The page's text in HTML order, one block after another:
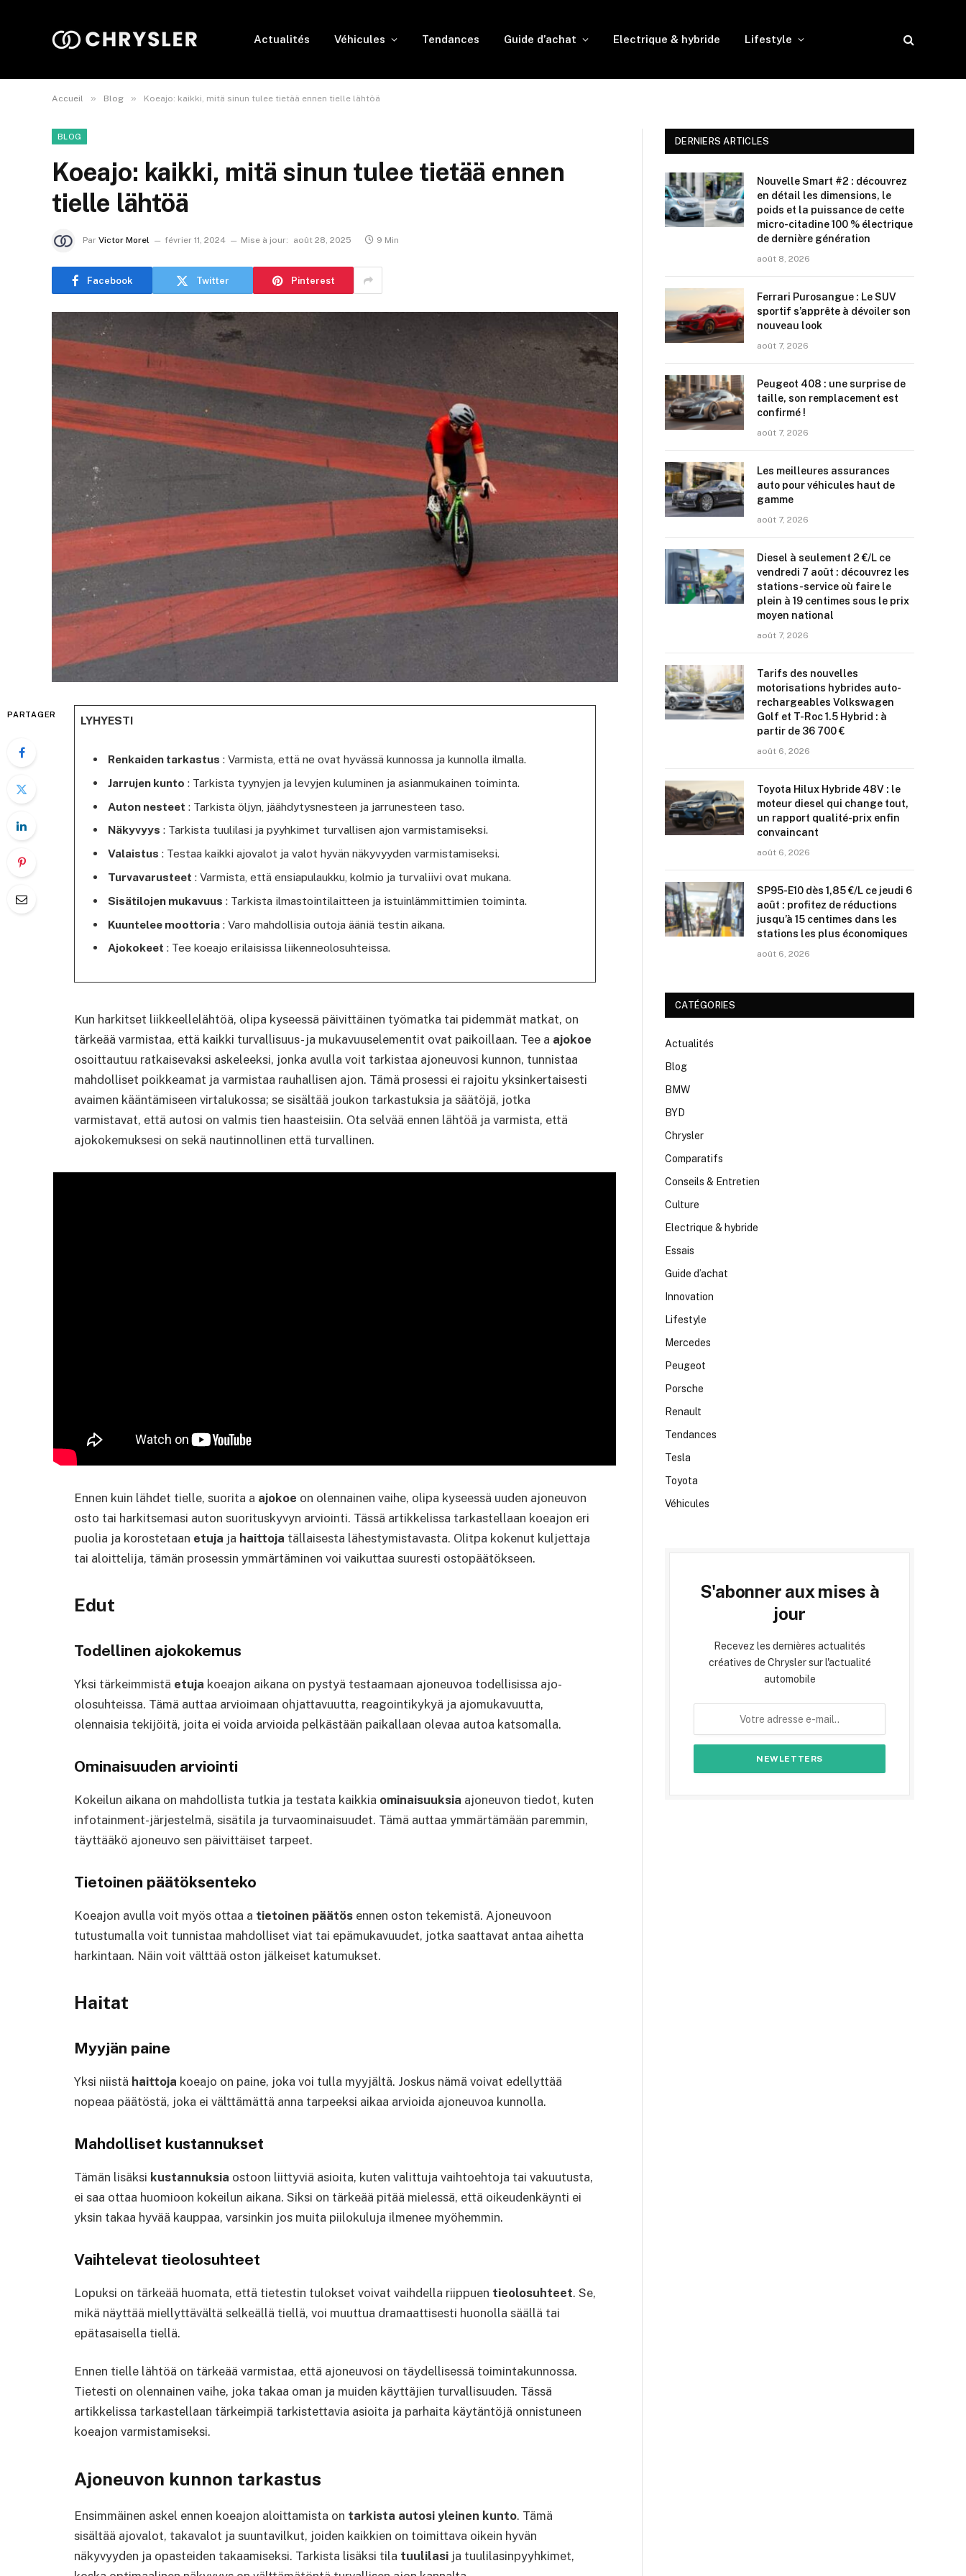
Actualités Véhicules Tendances Guide d’achat Electrique & hybride Lifestyle
Accueil » Blog » Koeajo: kaikki, mitä sinun tulee tietää ennen tielle lähtöä
BLOG
Koeajo: kaikki, mitä sinun tulee tietää ennen
tielle lähtöä
Par Victor Morel février 11, 2024 Mise à jour: août 28, 2025 9 Min
Facebook Twitter Pinterest
PARTAGER LYHYESTI
Renkaiden tarkastus : Varmista, että ne ovat hyvässä kunnossa ja kunnolla ilmalla.
Jarrujen kunto : Tarkista tyynyjen ja levyjen kuluminen ja asianmukainen toiminta.
Auton nesteet : Tarkista öljyn, jäähdytysnesteen ja jarrunesteen taso.
Näkyvyys : Tarkista tuulilasi ja pyyhkimet turvallisen ajon varmistamiseksi.
Valaistus : Testaa kaikki ajovalot ja valot hyvän näkyvyyden varmistamiseksi.
Turvavarusteet : Varmista, että ensiapulaukku, kolmio ja turvaliivi ovat mukana.
Sisätilojen mukavuus : Tarkista ilmastointilaitteen ja istuinlämmittimien toiminta.
Kuuntelee moottoria: Varo mahdollisia outoja ääniä testin aikana.
Ajokokeet : Tee koeajo erilaisissa liikenneolosuhteissa.
Kun harkitset liikkeellelähtöä, olipa kyseessä päivittäinen työmatka tai pidemmät matkat, on
tärkeää varmistaa, että kaikki turvallisuus- ja mukavuuselementit ovat paikoillaan. Tee a ajokoe
osoittautuu ratkaisevaksi askeleeksi, jonka avulla voit tarkistaa ajoneuvosi kunnon, tunnistaa
mahdolliset poikkeamat ja varmistaa rauhallisen ajon. Tämä prosessi ei rajoitu yksinkertaisesti
avaimen kääntämiseen virtalukossa; se sisältää joukon tarkastuksia ja säätöjä, jotka
varmistavat, että autosi on valmis tien haasteisiin. Ota selvää ennen lähtöä ja varmista, että
ajokokemuksesi on sekä nautinnollinen että turvallinen.
Ennen kuin lähdet tielle, suorita a ajokoe on olennainen vaihe, olipa kyseessä uuden ajoneuvon
osto tai harkitsemasi auton suorituskyvyn arviointi. Tässä artikkelissa tarkastellaan koeajon eri
puolia ja korostetaan etuja ja haittoja tällaisesta lähestymistavasta. Olitpa kokenut kuljettaja
tai aloittelija, tämän prosessin ymmärtäminen voi vaikuttaa suuresti ostopäätökseen.
Edut
Todellinen ajokokemus
Yksi tärkeimmistä etuja koeajon aikana on pystyä testaamaan ajoneuvoa todellisissa ajo-
olosuhteissa. Tämä auttaa arvioimaan ohjattavuutta, reagointikykyä ja ajomukavuutta,
olennaisia ​​tekijöitä, joita ei voida arvioida pelkästään paikallaan olevaa autoa katsomalla.
Ominaisuuden arviointi
Kokeilun aikana on mahdollista tutkia ja testata kaikkia ominaisuuksia ajoneuvon tiedot, kuten
infotainment-järjestelmä, sisätila ja turvaominaisuudet. Tämä auttaa ymmärtämään paremmin,
täyttääkö ajoneuvo sen päivittäiset tarpeet.
Tietoinen päätöksenteko
Koeajon avulla voit myös ottaa a tietoinen päätös ennen oston tekemistä. Ajoneuvoon
tutustumalla voit tunnistaa mahdolliset viat tai epämukavuudet, jotka saattavat antaa aihetta
harkintaan. Näin voit välttää oston jälkeiset katumukset.
Haitat
Myyjän paine
Yksi niistä haittoja koeajo on paine, joka voi tulla myyjältä. Joskus nämä voivat edellyttää
nopeaa päätöstä, joka ei välttämättä anna tarpeeksi aikaa arvioida ajoneuvoa kunnolla.
Mahdolliset kustannukset
Tämän lisäksi kustannuksia ostoon liittyviä asioita, kuten valittuja vaihtoehtoja tai vakuutusta,
ei saa ottaa huomioon kokeilun aikana. Siksi on tärkeää pitää mielessä, että oikeudenkäynti ei
yksin takaa hyvää kauppaa, varsinkin jos muita piilokuluja ilmenee myöhemmin.
Vaihtelevat tieolosuhteet
Lopuksi on tärkeää huomata, että tietestin tulokset voivat vaihdella riippuen tieolosuhteet. Se,
mikä näyttää miellyttävältä selkeällä tiellä, voi muuttua dramaattisesti huonolla säällä tai
epätasaisella tiellä.
Ennen tielle lähtöä on tärkeää varmistaa, että ajoneuvosi on täydellisessä toimintakunnossa.
Tietesti on olennainen vaihe, joka takaa oman ja muiden käyttäjien turvallisuuden. Tässä
artikkelissa tarkastellaan tärkeimpiä tarkistettavia asioita ja parhaita käytäntöjä onnistuneen
koeajon varmistamiseksi.
Ajoneuvon kunnon tarkastus
Ensimmäinen askel ennen koeajon aloittamista on tarkista autosi yleinen kunto. Tämä
sisältää ajovalot, takavalot ja suuntavilkut, joiden kaikkien on toimittava oikein hyvän
näkyvyyden ja opasteiden takaamiseksi. Tarkista lisäksi tila tuulilasi ja tuulilasinpyyhkimet,
DERNIERS ARTICLES
Nouvelle Smart #2 : découvrez
en détail les dimensions, le
poids et la puissance de cette
micro-citadine 100 % électrique
de dernière génération
août 8, 2026
Ferrari Purosangue : Le SUV
sportif s’apprête à dévoiler son
nouveau look
août 7, 2026
Peugeot 408 : une surprise de
taille, son remplacement est
confirmé !
août 7, 2026
Les meilleures assurances
auto pour véhicules haut de
gamme
août 7, 2026
Diesel à seulement 2 €/L ce
vendredi 7 août : découvrez les
stations-service où faire le
plein à 19 centimes sous le prix
moyen national
août 7, 2026
Tarifs des nouvelles
motorisations hybrides auto-
rechargeables Volkswagen
Golf et T-Roc 1.5 Hybrid : à
partir de 36 700 €
août 6, 2026
Toyota Hilux Hybride 48V : le
moteur diesel qui change tout,
un rapport qualité-prix enfin
convaincant
août 6, 2026
SP95-E10 dès 1,85 €/L ce jeudi 6
août : profitez de réductions
jusqu’à 15 centimes dans les
stations les plus économiques
août 6, 2026
CATÉGORIES
Actualités
Blog
BMW
BYD
Chrysler
Comparatifs
Conseils & Entretien
Culture
Electrique & hybride
Essais
Guide d’achat
Innovation
Lifestyle
Mercedes
Peugeot
Porsche
Renault
Tendances
Tesla
Toyota
Véhicules
S'abonner aux mises à
jour
Recevez les dernières actualités
créatives de Chrysler sur l'actualité
automobile